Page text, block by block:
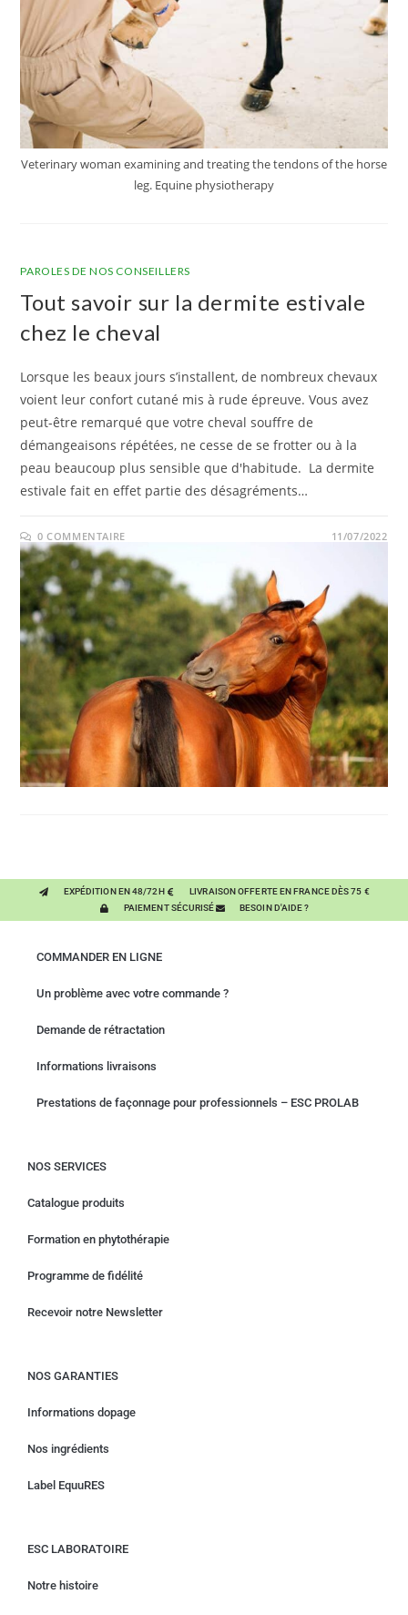
Veterinary woman examining and treating the tendons of the horse
leg. Equine physiotherapy
PAROLES DE NOS CONSEILLERS
Tout savoir sur la dermite estivale
chez le cheval
Lorsque les beaux jours s’installent, de nombreux chevaux
voient leur confort cutané mis à rude épreuve. Vous avez
peut-être remarqué que votre cheval souffre de
démangeaisons répétées, ne cesse de se frotter ou à la
peau beaucoup plus sensible que d'habitude. La dermite
estivale fait en effet partie des désagréments…
0 COMMENTAIRE 11/07/2022
EXPÉDITION EN 48/72H
LIVRAISON OFFERTE EN FRANCE DÈS 75 €
PAIEMENT SÉCURISÉ
BESOIN D'AIDE ?
COMMANDER EN LIGNE
Un problème avec votre commande ?
Demande de rétractation
Informations livraisons
Prestations de façonnage pour professionnels – ESC PROLAB
NOS SERVICES
Catalogue produits
Formation en phytothérapie
Programme de fidélité
Recevoir notre Newsletter
NOS GARANTIES
Informations dopage
Nos ingrédients
Label EquuRES
ESC LABORATOIRE
Notre histoire